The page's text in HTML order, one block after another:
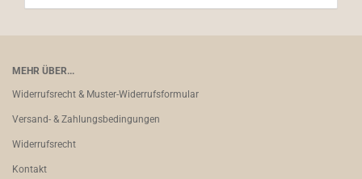
MEHR ÜBER...
Widerrufsrecht & Muster-Widerrufsformular
Versand- & Zahlungsbedingungen
Widerrufsrecht
Kontakt